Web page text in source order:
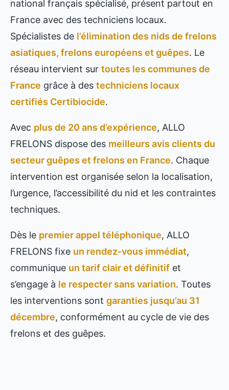
national français spécialisé, présent partout en
France avec des techniciens locaux.
Spécialistes de l’élimination des nids de frelons
asiatiques, frelons européens et guêpes. Le
réseau intervient sur toutes les communes de
France grâce à des techniciens locaux
certifiés Certibiocide.
Avec plus de 20 ans d’expérience, ALLO
FRELONS dispose des meilleurs avis clients du
secteur guêpes et frelons en France. Chaque
intervention est organisée selon la localisation,
l’urgence, l’accessibilité du nid et les contraintes
techniques.
Dès le premier appel téléphonique, ALLO
FRELONS fixe un rendez-vous immédiat,
communique un tarif clair et définitif et
s’engage à le respecter sans variation. Toutes
les interventions sont garanties jusqu’au 31
décembre, conformément au cycle de vie des
frelons et des guêpes.